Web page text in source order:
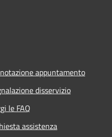
appuntamento
disservizio
le FAQ
assistenza